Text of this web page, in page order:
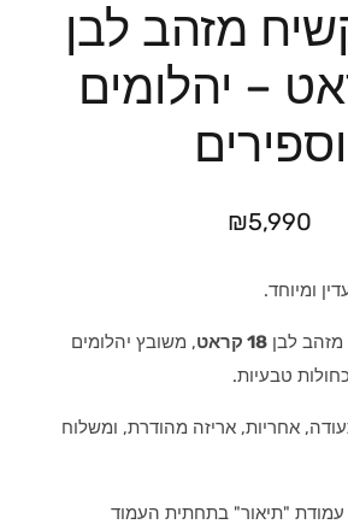
מזהב לבן
– יהלומים
וספירים
₪5,990
ומיוחד.
מזהב לבן18 קראט
, משובץ יהלומים
טבעיות.
אחריות, אריזה מהודרת, ומשלוח
"תיאור" בתחתית העמוד